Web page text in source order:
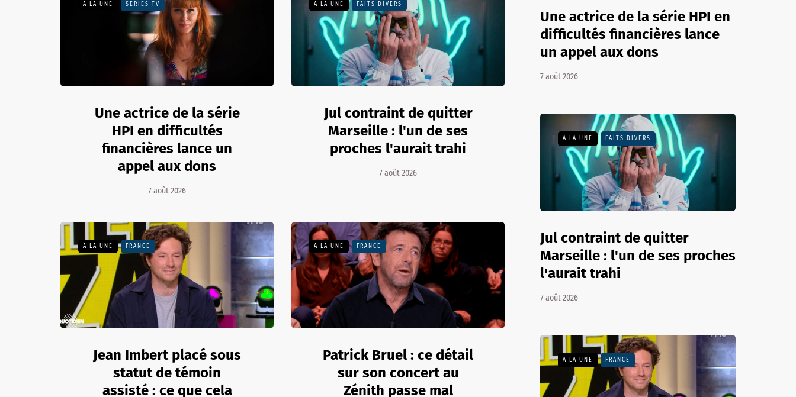
A LA UNE SÉRIES TV
Une actrice de la série
HPI en difficultés
financières lance un
appel aux dons
7 août 2026
A LA UNE FAITS DIVERS
Jul contraint de quitter
Marseille : l'un de ses
proches l'aurait trahi
7 août 2026
A LA UNE FRANCE
Jean Imbert placé sous
statut de témoin
assisté : ce que cela
A LA UNE FRANCE
Patrick Bruel : ce détail
sur son concert au
Zénith passe mal
Une actrice de la série HPI en
difficultés financières lance
un appel aux dons
7 août 2026
A LA UNE FAITS DIVERS
Jul contraint de quitter
Marseille : l'un de ses proches
l'aurait trahi
7 août 2026
A LA UNE FRANCE